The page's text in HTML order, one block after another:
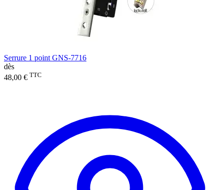
Serrure 1 point GNS-7716
dès
48,00 € TTC